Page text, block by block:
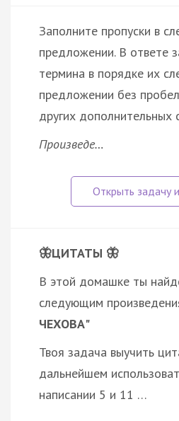
Заполните пропуски в
предложении. В ответе
термина в порядке их
предложении без
других дополнительных
Произведе…
🦋ЦИТАТЫ 🦋
В этой домашке ты
следующим
ЧЕХОВА"
Твоя задача выучить
дальнейшем
написании 5 и 11 …